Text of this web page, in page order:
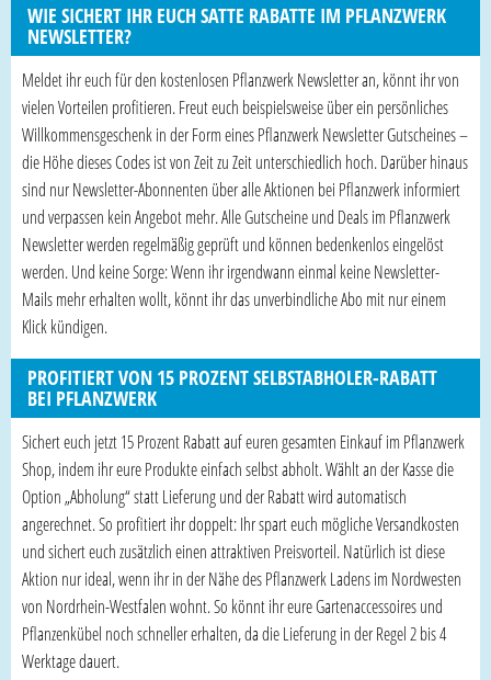
WIE SICHERT IHR EUCH SATTE RABATTE IM PFLANZWERK
NEWSLETTER?
Meldet ihr euch für den kostenlosen Pflanzwerk Newsletter an, könnt ihr von
vielen Vorteilen profitieren. Freut euch beispielsweise über ein persönliches
Willkommensgeschenk in der Form eines Pflanzwerk Newsletter Gutscheines –
die Höhe dieses Codes ist von Zeit zu Zeit unterschiedlich hoch. Darüber hinaus
sind nur Newsletter-Abonnenten über alle Aktionen bei Pflanzwerk informiert
und verpassen kein Angebot mehr. Alle Gutscheine und Deals im Pflanzwerk
Newsletter werden regelmäßig geprüft und können bedenkenlos eingelöst
werden. Und keine Sorge: Wenn ihr irgendwann einmal keine Newsletter-
Mails mehr erhalten wollt, könnt ihr das unverbindliche Abo mit nur einem
Klick kündigen.
PROFITIERT VON 15 PROZENT SELBSTABHOLER-RABATT
BEI PFLANZWERK
Sichert euch jetzt 15 Prozent Rabatt auf euren gesamten Einkauf im Pflanzwerk
Shop, indem ihr eure Produkte einfach selbst abholt. Wählt an der Kasse die
Option „Abholung“ statt Lieferung und der Rabatt wird automatisch
angerechnet. So profitiert ihr doppelt: Ihr spart euch mögliche Versandkosten
und sichert euch zusätzlich einen attraktiven Preisvorteil. Natürlich ist diese
Aktion nur ideal, wenn ihr in der Nähe des Pflanzwerk Ladens im Nordwesten
von Nordrhein-Westfalen wohnt. So könnt ihr eure Gartenaccessoires und
Pflanzenkübel noch schneller erhalten, da die Lieferung in der Regel 2 bis 4
Werktage dauert.